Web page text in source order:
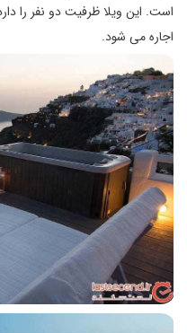
اجاره می شود.